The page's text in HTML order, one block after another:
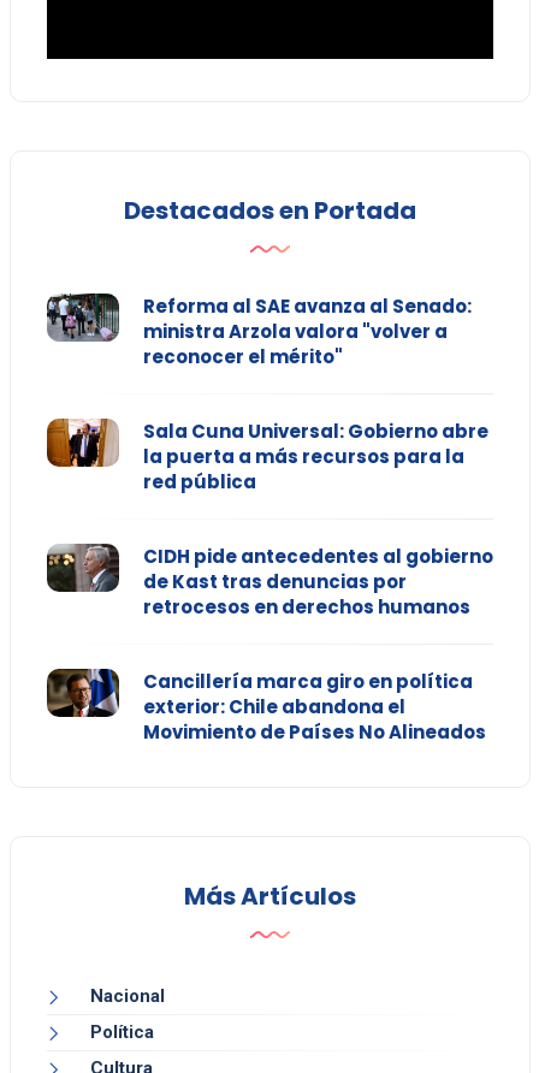
Destacados en Portada
Reforma al SAE avanza al Senado:
ministra Arzola valora "volver a
reconocer el mérito"
Sala Cuna Universal: Gobierno abre
la puerta a más recursos para la
red pública
CIDH pide antecedentes al gobierno
de Kast tras denuncias por
retrocesos en derechos humanos
Cancillería marca giro en política
exterior: Chile abandona el
Movimiento de Países No Alineados
Más Artículos
Nacional
Política
Cultura